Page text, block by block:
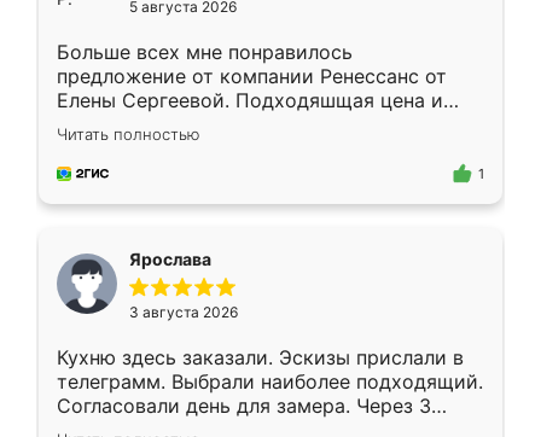
5 августа 2026
Больше всех мне понравилось
предложение от компании Ренессанс от
Елены Сергеевой. Подходяшщая цена и
короткие сроки изготовления. Приехавший
для замера сотрудник Владислав
предложил по моему эскизу самый
Читать полностью
1
Ярослава
3 августа 2026
Кухню здесь заказали. Эскизы прислали в
телеграмм. Выбрали наиболее подходящий.
Согласовали день для замера. Через 3
недели кухня была уже готова. Остались